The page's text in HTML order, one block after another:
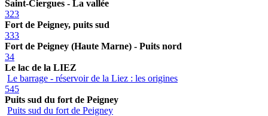
Saint-Ciergues - La vallée
323
Fort de Peigney, puits sud
333
Fort de Peigney (Haute Marne) - Puits nord
34
Le lac de la LIEZ
Le barrage - réservoir de la Liez : les origines
545
Puits sud du fort de Peigney
Puits sud du fort de Peigney